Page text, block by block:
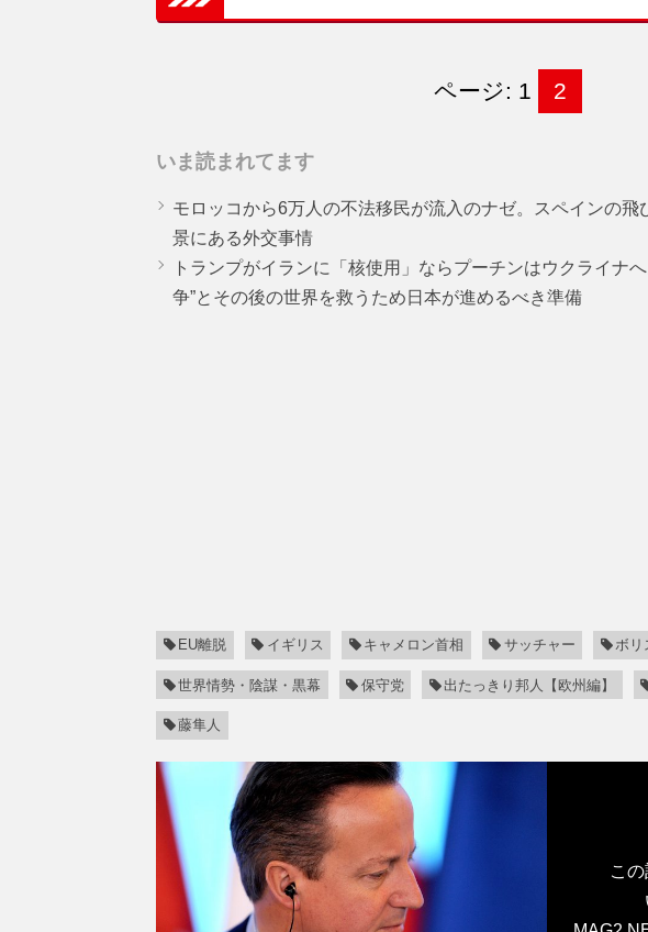
ページ: 1 2
いま読まれてます
モロッコから6万人の不法移民が流入のナゼ。スペインの飛
景にある外交事情
トランプがイランに「核使用」ならプーチンはウクライナ
争”とその後の世界を救うため日本が進めるべき準備
EU離脱 イギリス キャメロン首相 サッチャー ボリ
世界情勢・陰謀・黒幕 保守党 出たっきり邦人【欧州編】
藤隼人
こ